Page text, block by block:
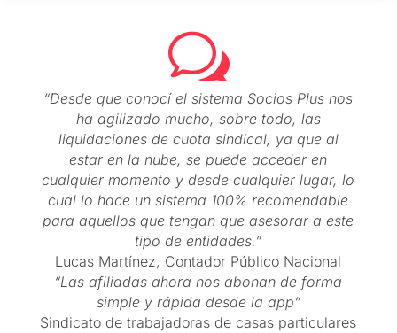
w
“Desde que conocí el sistema Socios Plus nos
ha agilizado mucho, sobre todo, las
liquidaciones de cuota sindical, ya que al
estar en la nube, se puede acceder en
cualquier momento y desde cualquier lugar, lo
cual lo hace un sistema 100% recomendable
para aquellos que tengan que asesorar a este
tipo de entidades.”
Lucas Martínez, Contador Público Nacional
“Las afiliadas ahora nos abonan de forma
simple y rápida desde la app”
Sindicato de trabajadoras de casas particulares